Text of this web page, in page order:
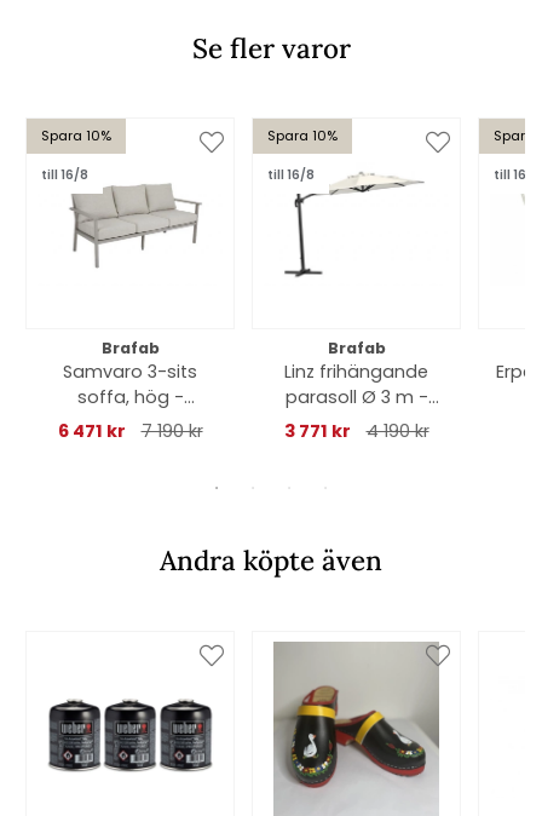
Se fler varor
Spara 10%
till 16/8
Brafab
Samvaro 3-sits
soffa, hög -
khaki/sand dyna
6 471 kr 7 190 kr
Spara 10%
till 16/8
Brafab
Linz frihängande
parasoll Ø 3 m -
antracit/khaki
3 771 kr 4 190 kr
Spara
till 16/8
Andra köpte även